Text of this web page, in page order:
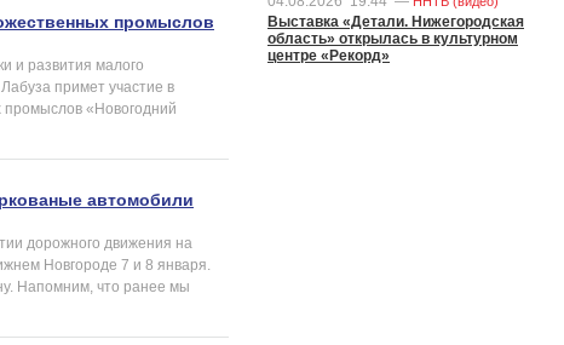
промыслов
и развития малого
примет участие в
промыслов «Новогодний
автомобили
дорожного движения на
Новгороде 7 и 8 января.
Напомним, что ранее мы
Выставка «Детали. Нижегородская
область» открылась в культурном
центре «Рекорд»